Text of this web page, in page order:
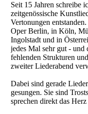
Seit 15 Jahren schreibe
zeitgenössische
Vertonungen
Oper Berlin, in Köln,
Ingolstadt und in
jedes Mal sehr gut -
fehlenden Strukturen
zweiter Liederabend
Dabei sind gerade
gesungen. Sie sind
sprechen direkt das Herz